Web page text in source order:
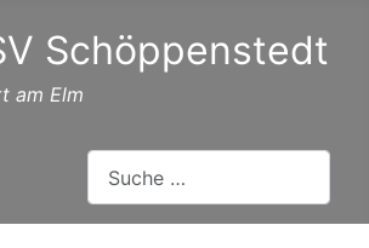
Schöppenstedt
am Elm